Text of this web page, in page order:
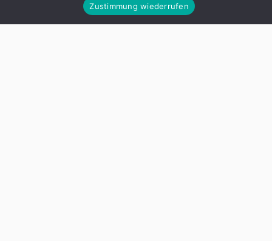
und dem Zuschauer die Möglichkeit gibt, selbst
nachzudenken. Indem man in die Luft starrt … oder dem
Zustimmung wiederrufen